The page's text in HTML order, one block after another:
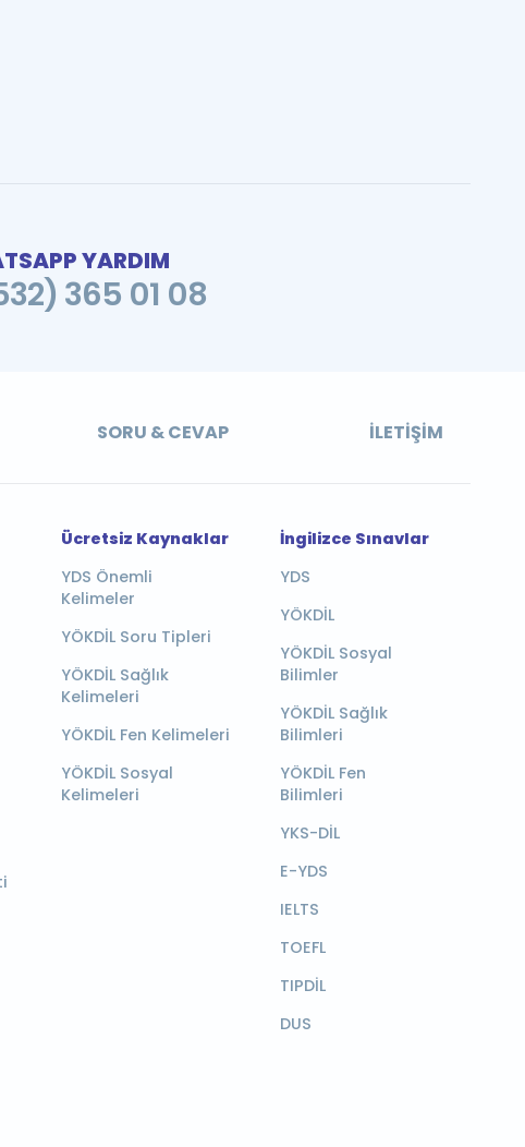
YARDIM
365 01 08
SORU & CEVAP İLETIŞIM
Ücretsiz Kaynaklar
YDS Önemli
Kelimeler
YÖKDİL Soru Tipleri
YÖKDİL Sağlık
Kelimeleri
YÖKDİL Fen Kelimeleri
YÖKDİL Sosyal
Kelimeleri
İngilizce Sınavlar
YDS
YÖKDİL
YÖKDİL Sosyal
Bilimler
YÖKDİL Sağlık
Bilimleri
YÖKDİL Fen
Bilimleri
YKS-DİL
E-YDS
IELTS
TOEFL
TIPDİL
DUS